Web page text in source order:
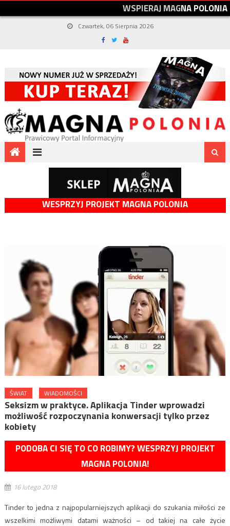
WSPIERAJMAGNAPOLONIA
Czwartek, 06 Sierpnia 2026
WESPRZYJ PROJEKT MAGNA POLONIA
ŚWIAT WIADOMOŚCI
Seksizm w praktyce. Aplikacja Tinder wprowadzi
możliwość rozpoczynania konwersacji tylko przez
kobiety
PODOBA CI SIĘ TO CO ROBIMY? WESPRZYJ PROJEKT
MAGNA POLONIA!
16 lutego 2018
Tinder to jedna z najpopularniejszych aplikacji do szukania miłości ze
wszelkimi możliwymi datami ważności – od takiej na całe życie